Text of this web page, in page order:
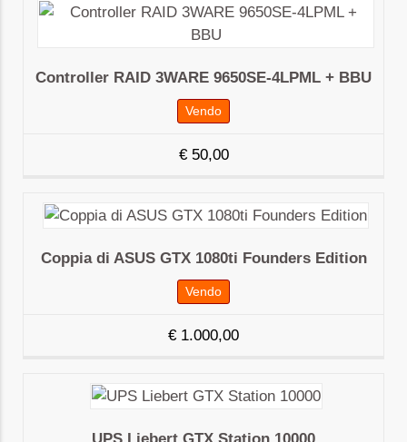
Controller RAID 3WARE 9650SE-4LPML + BBU
Vendo
€50,00
Coppia di ASUS GTX 1080ti Founders Edition
Vendo
€ 1.000,00